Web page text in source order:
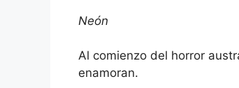
Neón
Al comienzo del horror
enamoran.